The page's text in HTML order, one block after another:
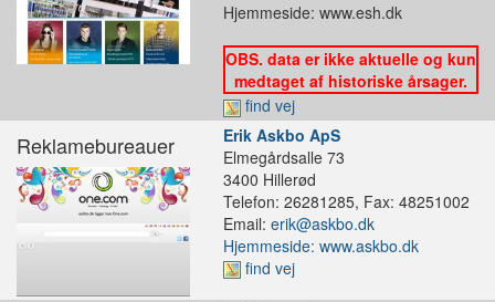
Hjemmeside: www.esh.dk
OBS. data er ikke aktuelle og kun
medtaget af historiske årsager.
find vej
Reklamebureauer
Erik Askbo ApS
Elmegårdsalle 73
3400 Hillerød
Telefon: 26281285, Fax: 48251002
Email: erik@askbo.dk
Hjemmeside: www.askbo.dk
find vej